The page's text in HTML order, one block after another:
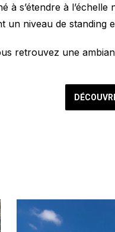
à s’étendre à
un niveau de standing
retrouvez une